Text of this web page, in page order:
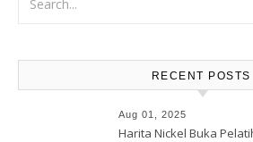
RECENT POSTS
Aug 01, 2025
Harita Nickel Buka